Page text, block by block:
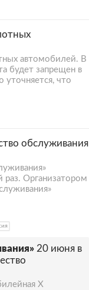
автомобилей. В
будет запрещен в
что
обслуживания
раз. Организатором
20 июня в
Х